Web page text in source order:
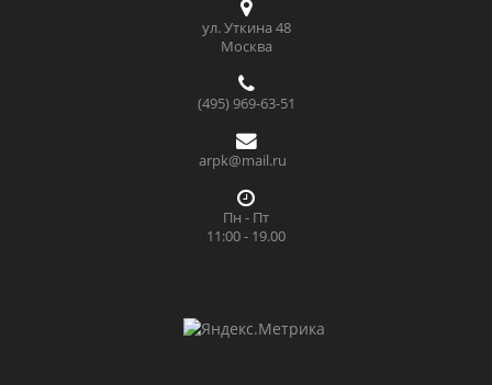
ул. Уткина 48
Москва
(495) 969-63-51
arpk@mail.ru
Пн - Пт
11:00 - 19.00